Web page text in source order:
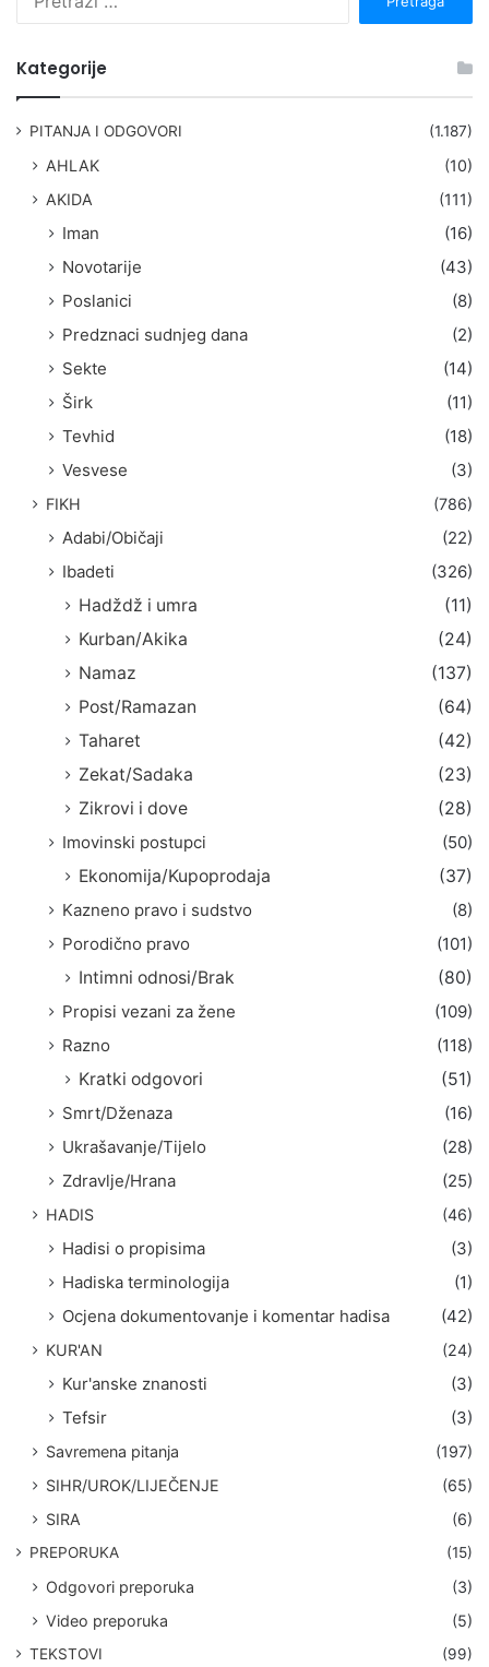
Kategorije
PITANJA I ODGOVORI (1.187)
AHLAK
(10)
AKIDA
(111)
Iman
(16)
Novotarije
(43)
Poslanici
(8)
Predznaci sudnjeg dana
(2)
Sekte
(14)
Širk
(11)
Tevhid
(18)
Vesvese
(3)
FIKH (786)
Adabi/Običaji
(22)
Ibadeti
(326)
Hadždž i umra
(11)
Kurban/Akika
(24)
Namaz
(137)
Post/Ramazan
(64)
Taharet
(42)
Zekat/Sadaka
(23)
Zikrovi i dove
(28)
Imovinski postupci
(50)
Ekonomija/Kupoprodaja
(37)
Kazneno pravo i sudstvo
(8)
Porodično pravo
(101)
Intimni odnosi/Brak
(80)
Propisi vezani za žene
(109)
Razno
(118)
Kratki odgovori
(51)
Smrt/Dženaza
(16)
Ukrašavanje/Tijelo
(28)
Zdravlje/Hrana
(25)
HADIS (46)
Hadisi o propisima
(3)
Hadiska terminologija
(1)
Ocjena dokumentovanje i komentar hadisa
(42)
KUR'AN (24)
Kur'anske znanosti
(3)
Tefsir
(3)
Savremena pitanja
(197)
SIHR/UROK/LIJEČENJE
(65)
SIRA
(6)
PREPORUKA (15)
Odgovori preporuka
(3)
Video preporuka
(5)
TEKSTOVI
(99)